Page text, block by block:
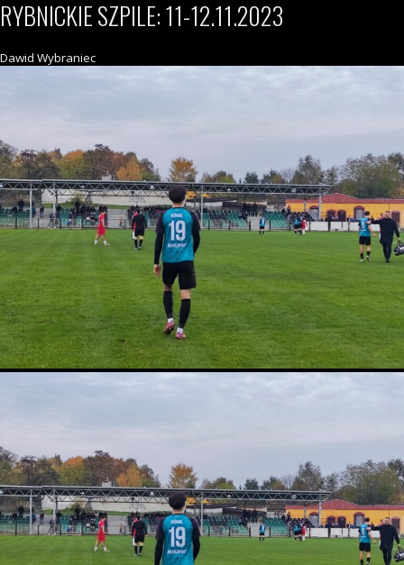
RYBNICKIE SZPILE: 11-12.11.2023
Dawid Wybraniec